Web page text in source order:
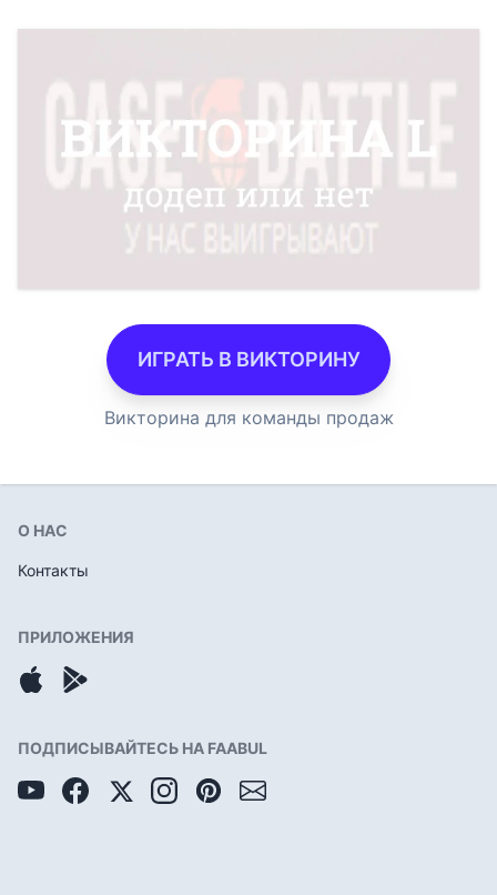
ИГРАТЬ В ВИКТОРИНУ
Викторина для команды продаж
О НАС
Контакты
ПРИЛОЖЕНИЯ
ПОДПИСЫВАЙТЕСЬ НА FAABUL